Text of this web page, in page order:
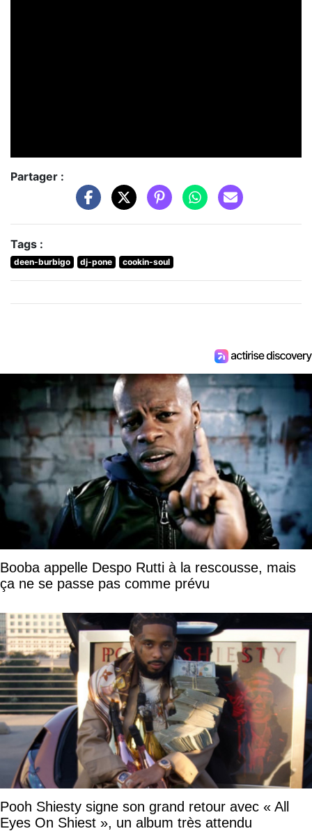
Partager :
Tags :
deen-burbigo dj-pone cookin-soul
Booba appelle Despo Rutti à la rescousse, mais
ça ne se passe pas comme prévu
Pooh Shiesty signe son grand retour avec « All
Eyes On Shiest », un album très attendu